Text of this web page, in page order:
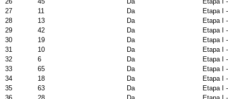
27
11 Da
Etapa I
28
13 Da
Etapa I
29
42 Da
Etapa I
30
19 Da
Etapa I
31
10 Da
Etapa I
32
6 Da
Etapa I
33
65 Da
Etapa I
34
18 Da
Etapa I
35
63 Da
Etapa I